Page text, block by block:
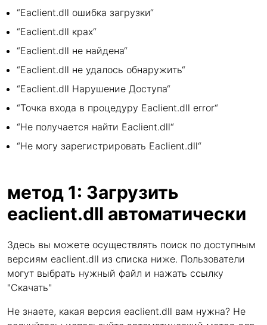
“Eaclient.dll ошибка загрузки“
“Eaclient.dll крах“
“Eaclient.dll не найдена“
“Eaclient.dll не удалось обнаружить“
“Eaclient.dll Нарушение Доступа“
“Точка входа в процедуру Eaclient.dll error“
“Не получается найти Eaclient.dll“
“Не могу зарегистрировать Eaclient.dll“
метод 1: Загрузить
eaclient.dll автоматически
Здесь вы можете осуществлять поиск по доступным
версиям eaclient.dll из списка ниже. Пользователи
могут выбрать нужный файл и нажать ссылку
"Скачать"
Не знаете, какая версия eaclient.dll вам нужна? Не